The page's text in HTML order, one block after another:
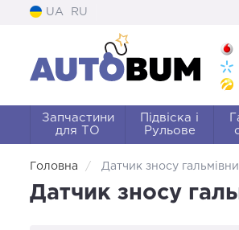
UA RU
Запчастини
для ТО
Підвіска і
Рульове
Головна Датчик зносу
Датчик зносу